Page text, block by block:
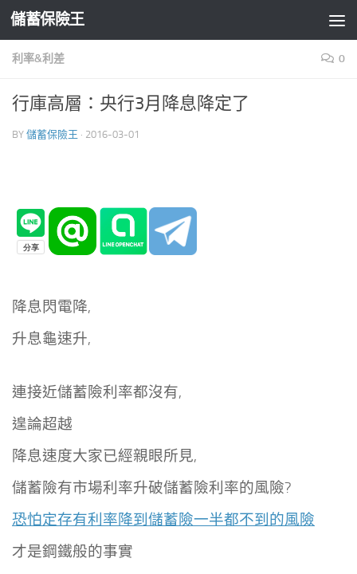
Skip to content
儲蓄保險王
利率&利差 0
行庫高層：央行3月降息降定了
BY 儲蓄保險王 · 2016-03-01
降息閃電降,
升息龜速升,
連接近儲蓄險利率都沒有,
遑論超越
降息速度大家已經親眼所見,
儲蓄險有市場利率升破儲蓄險利率的風險?
恐怕定存有利率降到儲蓄險一半都不到的風險
才是鋼鐵般的事實